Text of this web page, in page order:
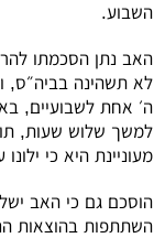
השבוע.
האב נתן הסכמתו
לא תשהינה בביה״ס,
ה׳ אחת לשבועיים,
למשך שלוש שעות,
מעוניינת היא כי
השתתפות בהוצאות